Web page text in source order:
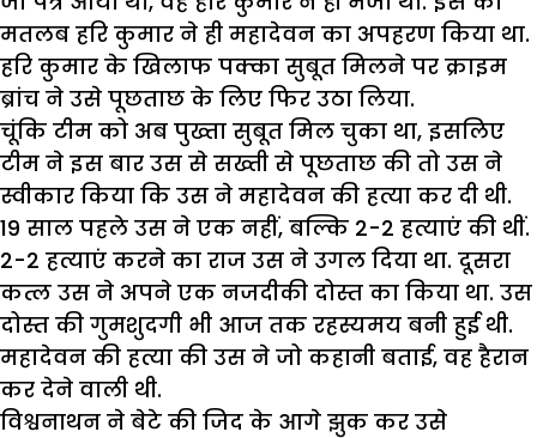
मतलब हरि कुमार ने ही महादेवन का अपहरण किया था.
हरि कुमार के खिलाफ पक्का सुबूत मिलने पर क्राइम
ब्रांच ने उसे पूछताछ के लिए फिर उठा लिया.
चूंकि टीम को अब पुख्ता सुबूत मिल चुका था, इसलिए
टीम ने इस बार उस से सख्ती से पूछताछ की तो उस ने
स्वीकार किया कि उस ने महादेवन की हत्या कर दी थी.
19 साल पहले उस ने एक नहीं, बल्कि 2-2 हत्याएं की थीं.
2-2 हत्याएं करने का राज उस ने उगल दिया था. दूसरा
कत्ल उस ने अपने एक नजदीकी दोस्त का किया था. उस
दोस्त की गुमशुदगी भी आज तक रहस्यमय बनी हुई थी.
महादेवन की हत्या की उस ने जो कहानी बताई, वह हैरान
कर देने वाली थी.
विश्वनाथन ने बेटे की जिद के आगे झुक कर उसे